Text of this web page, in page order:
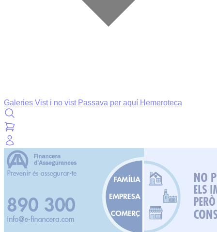
Galeries Vist i no vist Passava per aquí Hemeroteca